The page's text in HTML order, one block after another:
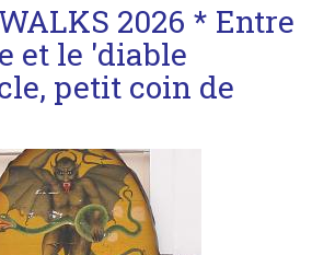
2026 * Entre
et le 'diable
petit coin de